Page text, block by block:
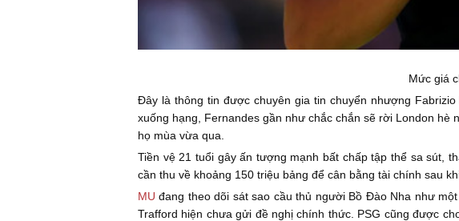
Mức giá
Đây là thông tin được chuyên gia tin chuyển nhượng
xuống hạng, Fernandes gần như chắc chắn sẽ rời London hè
họ mùa vừa qua.
Tiền vệ 21 tuổi gây ấn tượng mạnh bất chấp tập thể sa sút,
cần thu về khoảng 150 triệu bảng để cân bằng tài chính sau
MU đang theo dõi sát sao cầu thủ người Bồ Đào Nha như
Trafford hiện chưa gửi đề nghị chính thức. PSG cũng được